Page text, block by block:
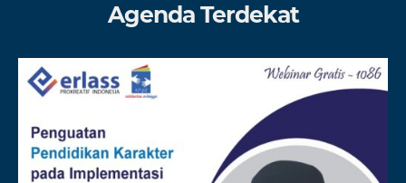
Agenda Terdekat